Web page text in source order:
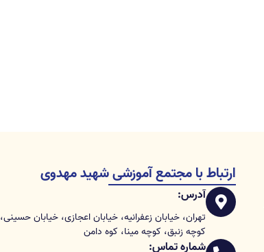
ارتباط با مجتمع آموزشی شهید مهدوی
آدرس:
تهران، خیابان زعفرانیه، خیابان اعجازی، خیابان حسینی،
کوچه زنبق، کوچه مینا، کوه دامن
شماره تماس: